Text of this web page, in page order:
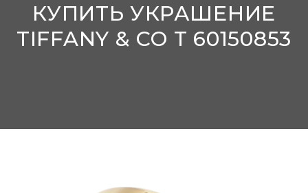
КУПИТЬ УКРАШЕНИЕ
TIFFANY & CO T 60150853